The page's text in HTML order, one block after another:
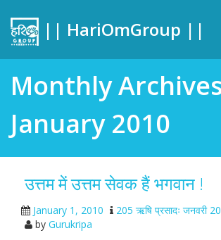
|| HariOmGroup ||
Monthly
January 2010
उत्तम में उत्तम सेवक हैं भगवान !
January 1, 2010 205 ऋषि प्रसादः जनवरी
by Gurukripa